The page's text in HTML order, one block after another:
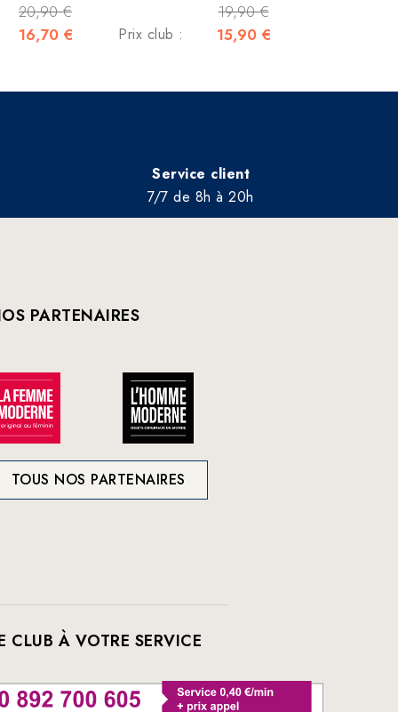
20,90 €
16,70 €
19,90 €
Prix club : 15,90 €
Service client
7/7 de 8h à 20h
PARTENAIRES
TOUS NOS PARTENAIRES
CLUB À VOTRE SERVICE